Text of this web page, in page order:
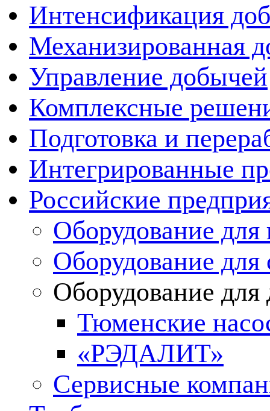
Интенсификация
Механизированная
Управление добычей
Комплексные
Подготовка и
Интегрированные
Российские
Оборудование для
Оборудование для
Оборудование
Тюменские
«РЭДАЛИТ»
Сервисные